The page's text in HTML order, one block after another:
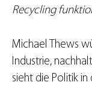
Recycling
Michael Thews
Industrie,
sieht die Politik